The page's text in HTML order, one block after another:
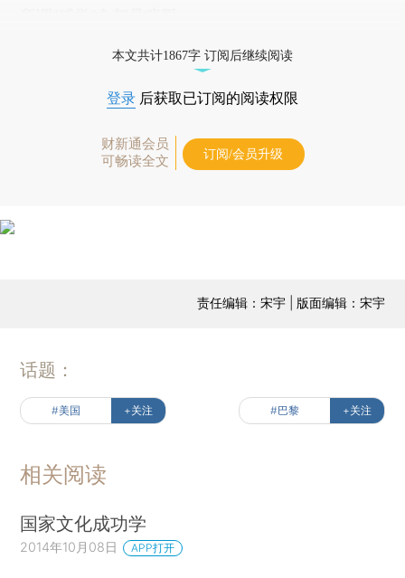
本文共计1867字 订阅后继续阅读
登录 后获取已订阅的阅读权限
财新通会员
可畅读全文
订阅/会员升级
责任编辑：宋宇 | 版面编辑：宋宇
话题：
#美国 +关注 #巴黎 +关注
相关阅读
国家文化成功学
2014年10月08日 APP打开